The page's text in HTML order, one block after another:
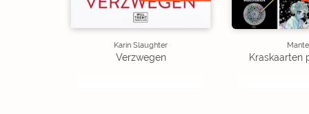
Karin Slaughter
Verzwegen Kraskaarten